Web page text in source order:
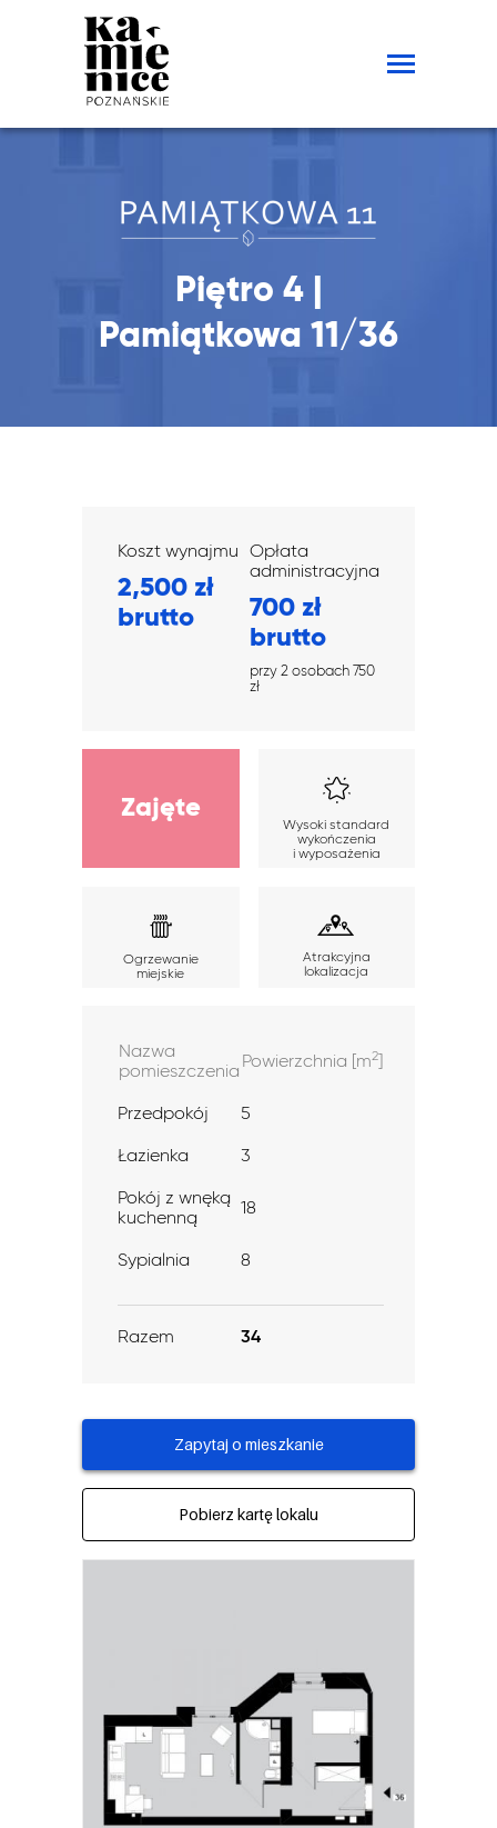
Przejdź
Piętro 4 |
Pamiątkowa 11/36
Koszt wynajmu
2,500 zł
brutto
Opłata
administracyjna
700 zł
brutto
przy 2 osobach 750
zł
Zajęte
Wysoki standard
wykończenia
i wyposażenia
Ogrzewanie
miejskie
Atrakcyjna
lokalizacja
Nazwa
pomieszczenia
Powierzchnia [m2
Przedpokój 5
Łazienka 3
Pokój z wnęką
kuchenną
18
Sypialnia 8
Razem 34
Zapytaj o mieszkanie
Pobierz kartę lokalu